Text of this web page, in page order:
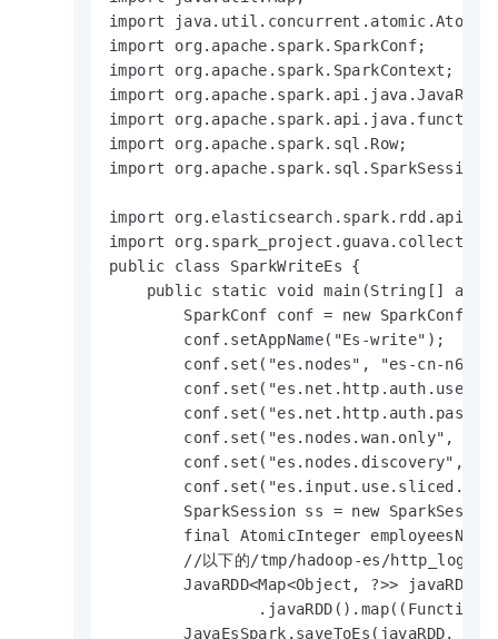
import
import org.apache.spark.SparkConf;
import org.apache.spark.SparkContext;
import org.apache.spark.api.java.JavaRDD;
import
import org.apache.spark.sql.Row;
import org.apache.spark.sql.SparkSession;
import
import
public class SparkWriteEs {
public static void main(String[]
        SparkConf conf = new SparkConf();
        conf.setAppName("Es-write");
conf.set("es.nodes", "es-cn-
conf.set("es.net.http.auth.user",
conf.set("es.net.http.auth.pass",
conf.set("es.nodes.wan.only",
SparkSession ss = new
final AtomicInteger employeesNo
//以下的/tmp/hadoop-es/http_log.txt
JavaRDD<Map<Object, ?>> javaRDD
JavaEsSpark.saveToEs(javaRDD,